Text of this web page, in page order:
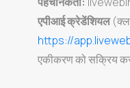
एपीआई क्रेडेंशियल
https://
एकीकरण को सक्रिय